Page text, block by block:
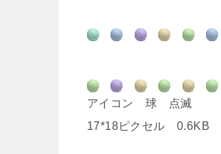
アイコン 球 点滅
17*18ピクセル 0.6KB